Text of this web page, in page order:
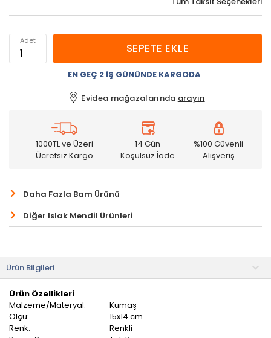
Adet
SEPETE EKLE
EN GEÇ 2 İŞ GÜNÜNDE KARGODA
Evidea mağazalarında arayın
1000TL ve Üzeri
Ücretsiz Kargo
14 Gün
Koşulsuz İade
%100 Güvenli
Alışveriş
Daha Fazla Bam Ürünü
Diğer Islak Mendil Ürünleri
Ürün Bilgileri
Ürün Özellikleri
Malzeme/Materyal:
Kumaş
Ölçü:
15x14 cm
Renk:
Renkli